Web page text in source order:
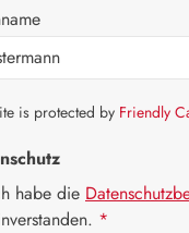
is protected by Friendly
habe die
*